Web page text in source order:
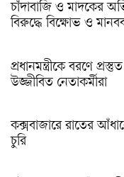
চাঁদাবাজি ও মাদকের
বিরুদ্ধে বিক্ষোভ ও
প্রধানমন্ত্রীকে বরণে
উজ্জীবিত নেতাকর্মীরা
কক্সবাজারে রাতের
চুরি